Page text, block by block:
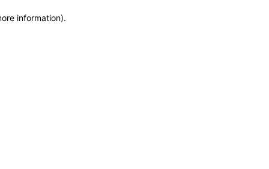
information).